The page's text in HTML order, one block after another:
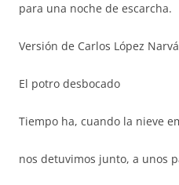
para una noche de escarcha.
Versión de Carlos López
El potro desbocado
Tiempo ha, cuando la nieve
nos detuvimos junto, a unos